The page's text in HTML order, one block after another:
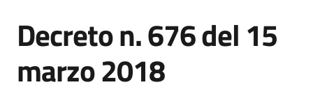
Decreto n. 676 del 15
marzo 2018